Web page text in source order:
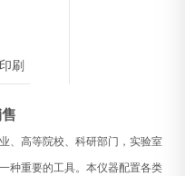
刷
、高等院校、科研部门，实验室
种重要的工具。本仪器配置各类